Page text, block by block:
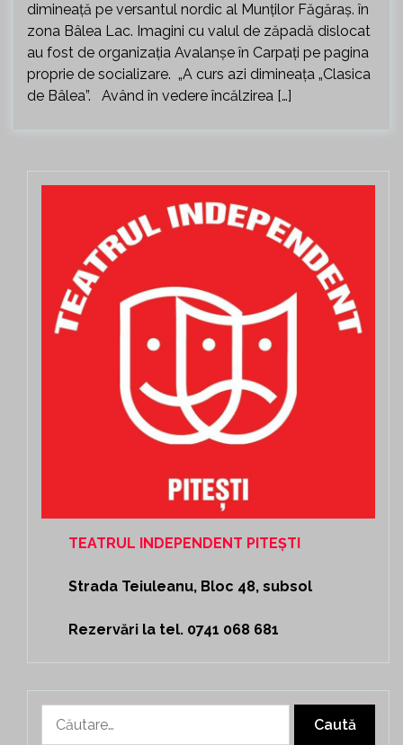
dimineață pe versantul nordic al Munţilor Făgăraş. în
zona Bâlea Lac. Imagini cu valul de zăpadă dislocat
au fost de organizaţia Avalanşe în Carpaţi pe pagina
proprie de socializare. „A curs azi dimineața „Clasica
de Bâlea”. Având în vedere încălzirea […]
TEATRUL INDEPENDENT PITEȘTI
Strada Teiuleanu, Bloc 48, subsol
Rezervări la tel. 0741 068 681
după: